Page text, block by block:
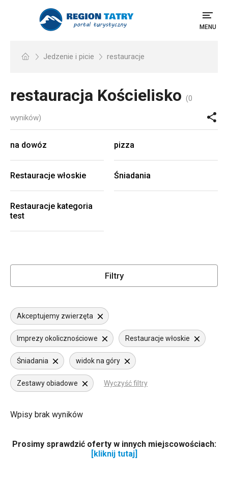
MENU
Jedzenie i picie restauracje
restauracja Kościelisko (0
wyników)
na dowóz pizza
Restauracje włoskie Śniadania
Restauracje kategoria
test
Filtry
Akceptujemy zwierzęta
Imprezy okolicznościowe Restauracje włoskie
Śniadania widok na góry
Zestawy obiadowe Wyczyść filtry
Wpisy brak wyników
Prosimy sprawdzić oferty w innych miejscowościach:
[kliknij tutaj]